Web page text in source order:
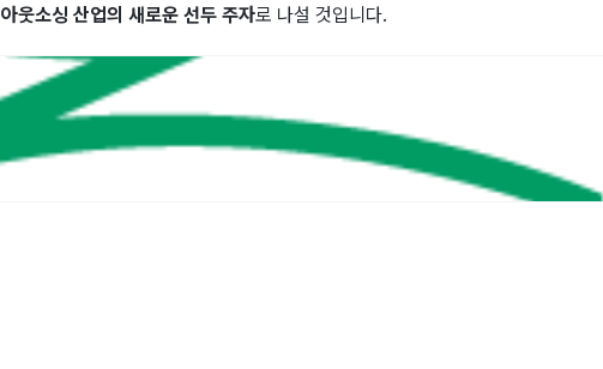
아웃소싱 산업의 새로운 선두 주자로 나설 것입니다.